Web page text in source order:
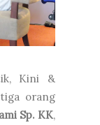
Kini &
orang
Sp. KK,